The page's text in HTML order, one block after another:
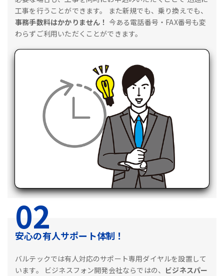
工事を行うことができます。
また新規でも、乗り換えでも、
事務手数料はかかりません！ 今ある電話番号・FAX番号も変
わらずご利用いただくことができます。
02
安心の有人サポート体制！
バルテックでは有人対応のサポート専用ダイヤルを設置して
います。
ビジネスフォン開発会社ならではの、 ビジネスパー